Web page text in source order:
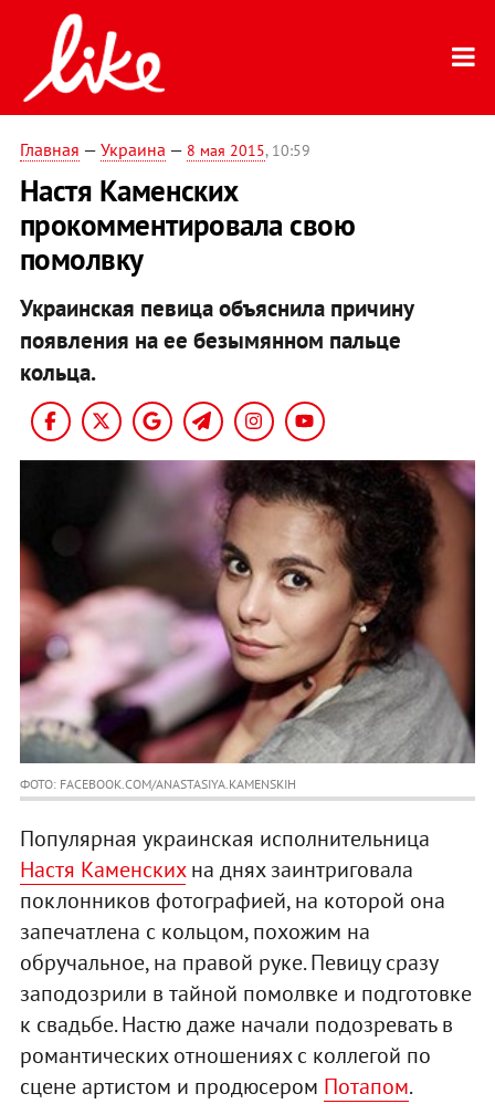
Главная — Украина — 8 мая 2015, 10:59
Настя Каменских
прокомментировала свою
помолвку
Украинская певица объяснила причину
появления на ее безымянном пальце
кольца.
ФОТО: FACEBOOK.COM/ANASTASIYA.KAMENSKIH
Популярная украинская исполнительница
Настя Каменскихна днях заинтриговала
поклонников фотографией, на которой она
запечатлена с кольцом, похожим на
обручальное, на правой руке. Певицу сразу
заподозрили в тайной помолвке и подготовке
к свадьбе. Настю даже начали подозревать в
романтических отношениях с коллегой по
сцене артистом и продюсером Потапом.